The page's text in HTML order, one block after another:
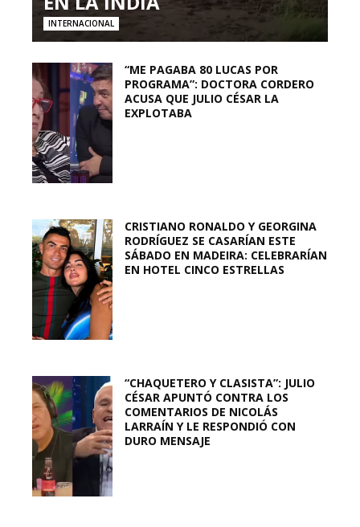
INTERNACIONAL
“ME PAGABA 80 LUCAS POR
PROGRAMA”: DOCTORA CORDERO
ACUSA QUE JULIO CÉSAR LA
EXPLOTABA
CRISTIANO RONALDO Y GEORGINA
RODRÍGUEZ SE CASARÍAN ESTE
SÁBADO EN MADEIRA: CELEBRARÍAN
EN HOTEL CINCO ESTRELLAS
“CHAQUETERO Y CLASISTA”: JULIO
CÉSAR APUNTÓ CONTRA LOS
COMENTARIOS DE NICOLÁS
LARRAÍN Y LE RESPONDIÓ CON
DURO MENSAJE